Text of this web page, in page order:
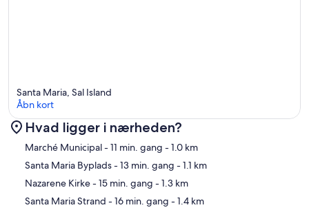
Kort
Santa Maria, Sal Island
Åbn kort
Hvad ligger i nærheden?
Marché Municipal- 11 min. gang - 1.0 km
Santa Maria Byplads- 13 min. gang - 1.1 km
Nazarene Kirke- 15 min. gang - 1.3 km
Santa Maria Strand - 16 min. gang - 1.4 km